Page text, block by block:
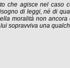
che agisce nel caso
di leggi, né di
moralità non ancora
sopravviva una